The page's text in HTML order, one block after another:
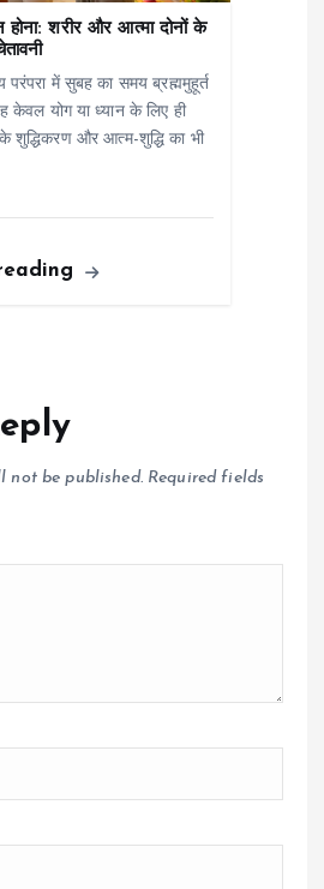
शरीर और आत्मा दोनों के
परंपरा में सुबह का समय ब्रह्ममुहूर्त
केवल योग या ध्यान के लिए ही
शुद्धिकरण और आत्म-शुद्धि का भी
not be published. Required fields